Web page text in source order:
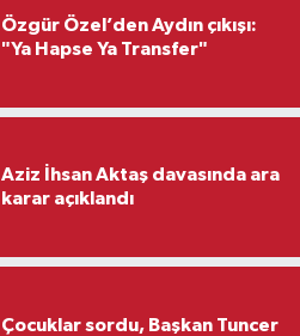
Özgür Özel’den Aydın çıkışı:
"Ya Hapse Ya Transfer"
Aziz İhsan Aktaş davasında ara
karar açıklandı
Çocuklar sordu, Başkan Tuncer